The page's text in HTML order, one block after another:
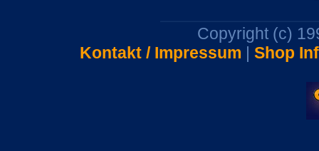
Copyright (c)
Kontakt / Impressum | Shop